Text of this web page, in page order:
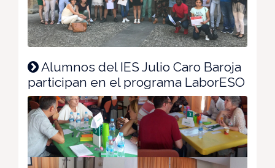
Alumnos del IES Julio Caro Baroja
participan en el programa LaborESO